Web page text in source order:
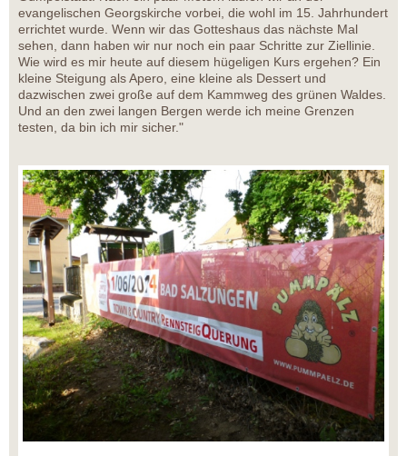
evangelischen Georgskirche vorbei, die wohl im 15. Jahrhundert
errichtet wurde. Wenn wir das Gotteshaus das nächste Mal
sehen, dann haben wir nur noch ein paar Schritte zur Ziellinie.
Wie wird es mir heute auf diesem hügeligen Kurs ergehen? Ein
kleine Steigung als Apero, eine kleine als Dessert und
dazwischen zwei große auf dem Kammweg des grünen Waldes.
Und an den zwei langen Bergen werde ich meine Grenzen
testen, da bin ich mir sicher."